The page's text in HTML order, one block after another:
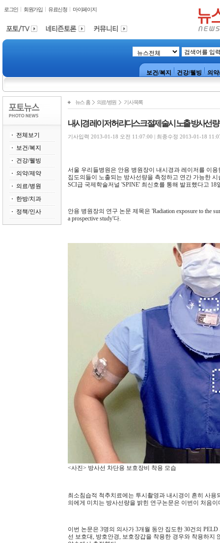
로그인 회원가입 유료신청 마이페이지
보건/복지 건강/웰빙 의
전체보기
보건/복지
건강/웰빙
의약/제약
의료/병원
한방/치과
정책/인사
뉴스 홈 의료/병원 기사목록
내시경 레이저 허리디스크 절제술시 노출 방사선량
기사입력 2013-01-18 오전 11:07:00 | 최종수정 2013-01-18
서울 우리들병원은 안용 병원장이 내시경과 레이저를 이
집도의들이 노출되는 방사선량을 측정하고 연간 가능한
SCI급 국제학술저널 'SPINE' 최신호를 통해 발표했다고 18
안용 병원장의 연구 논문 제목은 'Radiation exposure to the
a prospective study'다.
<사진> 방사선 차단용 보호장비 착용 모습
최소침습적 척추치료에는 투시촬영과 내시경이 흔히 사
의에게 미치는 방사선량을 밝힌 연구논문은 이번이 처음이
이번 논문은 3명의 의사가 3개월 동안 집도한 30건의
선 보호대, 방호안경, 보호장갑을 착용한 경우와 착용하지